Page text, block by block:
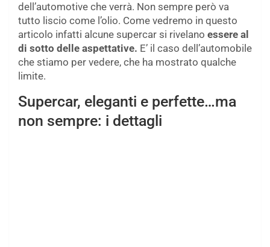
dell’automotive che verrà. Non sempre però va
tutto liscio come l’olio. Come vedremo in questo
articolo infatti alcune supercar si rivelano essere al
di sotto delle aspettative. E’ il caso dell’automobile
che stiamo per vedere, che ha mostrato qualche
limite.
Supercar, eleganti e perfette…ma
non sempre: i dettagli